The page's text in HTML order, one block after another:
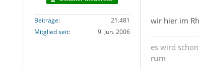
Beiträge
21.481
Mitglied seit
9. Jun. 2006
wir hier im
es wird
rum